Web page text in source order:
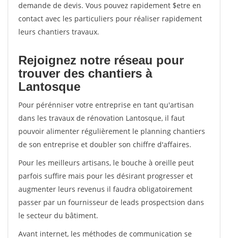
demande de devis. Vous pouvez rapidement $etre en
contact avec les particuliers pour réaliser rapidement
leurs chantiers travaux.
Rejoignez notre réseau pour
trouver des chantiers à
Lantosque
Pour pérénniser votre entreprise en tant qu'artisan
dans les travaux de rénovation Lantosque, il faut
pouvoir alimenter régulièrement le planning chantiers
de son entreprise et doubler son chiffre d'affaires.
Pour les meilleurs artisans, le bouche à oreille peut
parfois suffire mais pour les désirant progresser et
augmenter leurs revenus il faudra obligatoirement
passer par un fournisseur de leads prospectsion dans
le secteur du bâtiment.
Avant internet, les méthodes de communication se